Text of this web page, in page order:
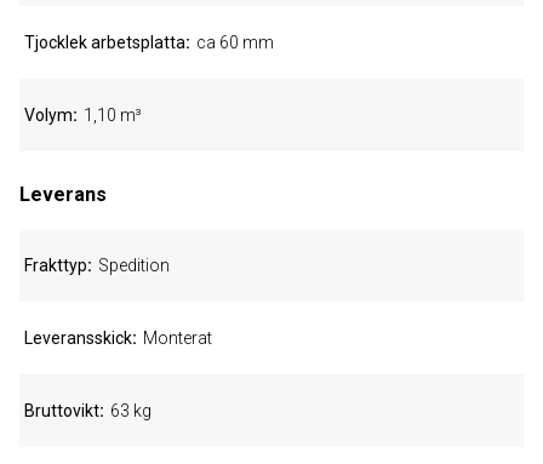
Tjocklek arbetsplatta ca 60 mm
Volym 1,10 m³
Leverans
Frakttyp Spedition
Leveransskick Monterat
Bruttovikt 63 kg